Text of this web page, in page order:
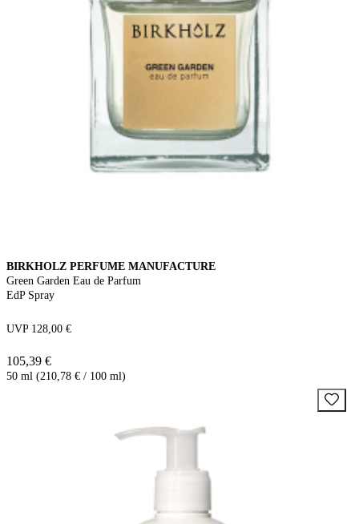
BIRKHOLZ PERFUME MANUFACTURE
Green Garden Eau de Parfum
EdP Spray
UVP 128,00 €
105,39 €
50 ml (210,78 € / 100 ml)